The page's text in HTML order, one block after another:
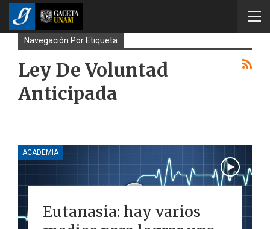
Navegación Por Etiqueta
Ley De Voluntad
Anticipada
ACADEMIA
Eutanasia: hay varios